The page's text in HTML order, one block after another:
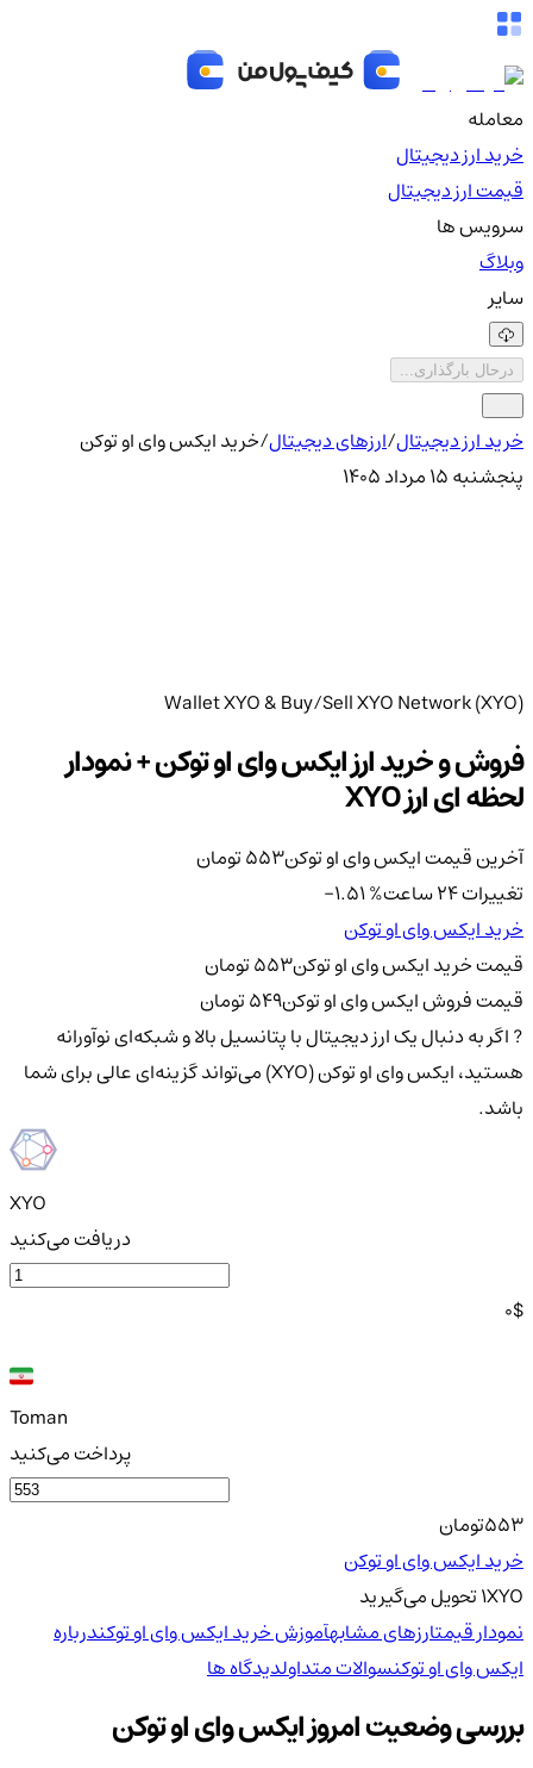
معامله
خرید ارز دیجیتال
قیمت ارز دیجیتال
سرویس ها
وبلاگ
سایر
درحال بارگذاری...
خرید ارز دیجیتال/ارزهای دیجیتال/خرید ایکس وای او توکن
پنجشنبه ۱۵ مرداد ۱۴۰۵
Wallet XYO & Buy/Sell XYO Network (XYO)
فروش و خرید ارز ایکس وای او توکن + نمودار
لحظه ای ارز XYO
آخرین قیمت ایکس وای او توکن553تومان
تغییرات 24 ساعت
-1.51%
خرید ایکس وای او توکن
قیمت خرید ایکس وای او توکن553تومان
قیمت فروش ایکس وای او توکن549تومان
? اگر به دنبال یک ارز دیجیتال با پتانسیل بالا و شبکه‌ای نوآورانه
هستید، ایکس وای او توکن (XYO) می‌تواند گزینه‌ای عالی برای شما
باشد.
XYO
دریافت می‌کنید
0$
Toman
پرداخت می‌کنید
553تومان
خرید ایکس وای او توکن
1XYOتحویلمی‌گیرید
نمودار قیمتارزهای مشابهآموزش خرید ایکس وای او توکندرباره
ایکس وای او توکنسوالات متداولدیدگاه ها
بررسی وضعیت امروز ایکس وای او توکن